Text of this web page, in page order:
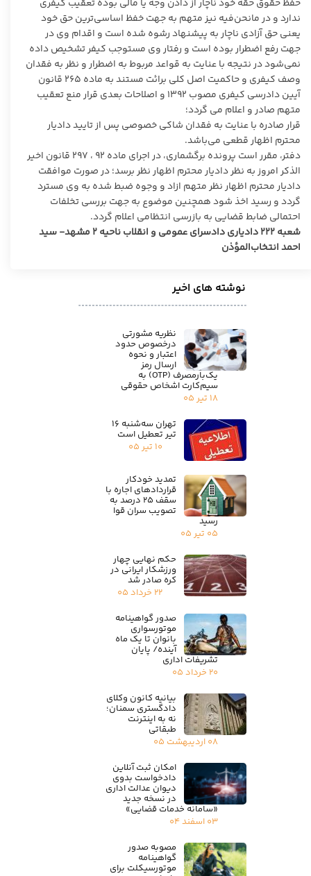
حفظ حقوق حقه خود ناچار از دادن وجه یا مالی بوده تعقیب کیفری
ندارد و در مانحن‌فیه نیز متهم به جهت خفظ اساسی‌ترین حق خود
یعنی حق آزادی ناچار به پیشنهاد رشوه شده است و اقدام وی در
جهت رفع اضطرار بوده است و رفتار وی مستوجب کیفر تشخیص داده
نمی‌شود در نتیجه با عنایت به قواعد مربوط به اضطرار و نظر به فقدان
وصف کیفری و حاکمیت اصل کلی برائت مستند به ماده ۲۶۵ قانون
آیین دادرسی کیفری مصوب ۱۳۹۲ و اصلاحات بعدی قرار منع تعقیب
متهم صادر و اعلام می گردد؛
قرار صادره با عنایت به فقدان شاکی خصوصی پس از تایید دادیار
محترم اظهار قطعی می‌باشد.
دفتر، مقرر است پرونده برگشماری، در اجرای ماده ۹۲ ، ۲۹۷ قانون اخیر
الذکر امروز به نظر دادیار محترم اظهار نظر برسد؛ در صورت موافقت
دادیار محترم اظهار نظر متهم ازاد و وجوه ضبط شده به وی مسترد
گردد و رسید اخذ شود همچنین موضوع به جهت بررسی تخلفات
احتمالی ضابط قضایی به بازرسی انتظامی اعلام گردد.
شعبه ۲۲۲ دادیاری دادسرای عمومی و انقلاب ناحیه ۲ مشهد- سید
احمد انتخاب‌المؤذن
نوشته های اخیر
نظریه مشورتی
درخصوص حدود
اعتبار و نحوه
ارسال رمز
یک‌بارمصرف (OTP) به
سیم‌کارت اشخاص حقوقی
۱۸ تیر ۰۵
تهران سه‌شنبه ۱۶
تیر تعطیل است
۱۰ تیر ۰۵
تمدید خودکار
قراردادهای اجاره با
سقف ۲۵ درصد به
تصویب سران قوا
رسید
۰۵ تیر ۰۵
حکم نهایی چهار
ورزشکار ایرانی در
کره صادر شد
۲۲ خرداد ۰۵
صدور گواهینامه
موتورسواری
بانوان تا یک ماه
آینده/ پایان
تشریفات اداری
۲۰ خرداد ۰۵
بیانیه کانون وکلای
دادگستری سمنان؛
نه به اینترنت
طبقاتی
۰۸ اردیبهشت ۰۵
امکان ثبت آنلاین
دادخواست بدوی
دیوان عدالت اداری
در نسخه جدید
«سامانه خدمات قضایی»
۰۳ اسفند ۰۴
مصوبه صدور
گواهینامه
موتورسیکلت برای